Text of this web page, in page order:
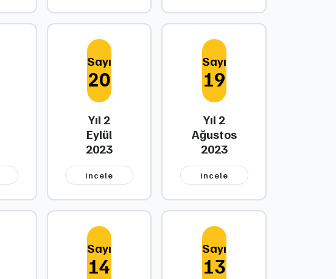
Sayı
20
Yıl 2
Eylül
2023
i̇ncele
Sayı
19
Yıl 2
Ağustos
2023
i̇ncele
Sayı
14
Sayı
13